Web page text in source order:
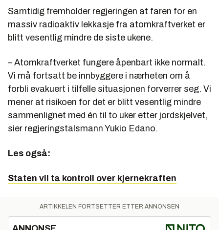
Samtidig fremholder regjeringen at faren for en
massiv radioaktiv lekkasje fra atomkraftverket er
blitt vesentlig mindre de siste ukene.
– Atomkraftverket fungere åpenbart ikke normalt.
Vi må fortsatt be innbyggere i nærheten om å
forbli evakuert i tilfelle situasjonen forverrer seg. Vi
mener at risikoen for det er blitt vesentlig mindre
sammenlignet med én til to uker etter jordskjelvet,
sier regjeringstalsmann Yukio Edano.
Les også:
Staten vil ta kontroll over kjernekraften
ARTIKKELEN FORTSETTER ETTER ANNONSEN